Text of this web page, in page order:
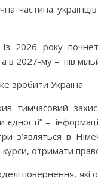
частина
із 2026 року
в 2027-му – пів
зробити Україна
тимчасовий
єдності” –
з’являться в
отримати
повернення,